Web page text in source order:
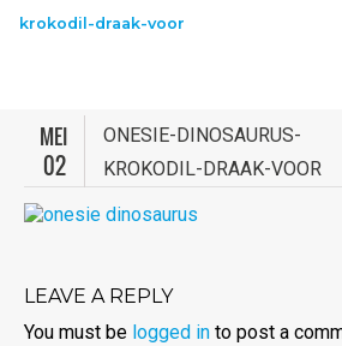
krokodil-draak-voor
MEI
02
ONESIE-DINOSAURUS-
KROKODIL-DRAAK-VOOR
LEAVE A REPLY
You must be logged in to post a